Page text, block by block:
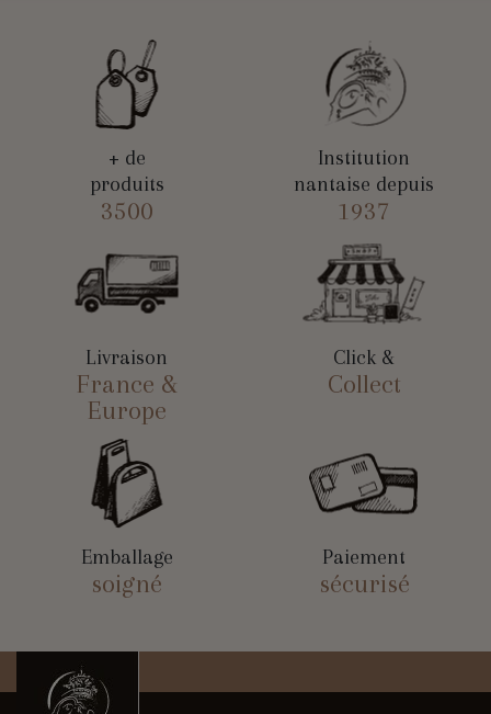
+ de
produits
3500
Institution
nantaise depuis
1937
Livraison
France &
Europe
Click &
Collect
Emballage
soigné
Paiement
sécurisé